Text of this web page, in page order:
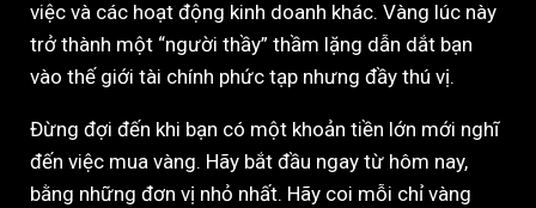
việc và các hoạt động kinh doanh khác. Vàng lúc này
trở thành một “người thầy” thầm lặng dẫn dắt bạn
vào thế giới tài chính phức tạp nhưng đầy thú vị.
Đừng đợi đến khi bạn có một khoản tiền lớn mới nghĩ
đến việc mua vàng. Hãy bắt đầu ngay từ hôm nay,
bằng những đơn vị nhỏ nhất. Hãy coi mỗi chỉ vàng